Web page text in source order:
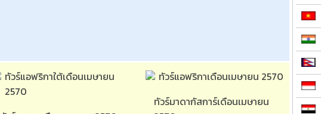
ทัวร์แอฟริกาใต้เดือนเมษายน
2570
ทัวร์มาดากัสการ์เดือนเมษายน